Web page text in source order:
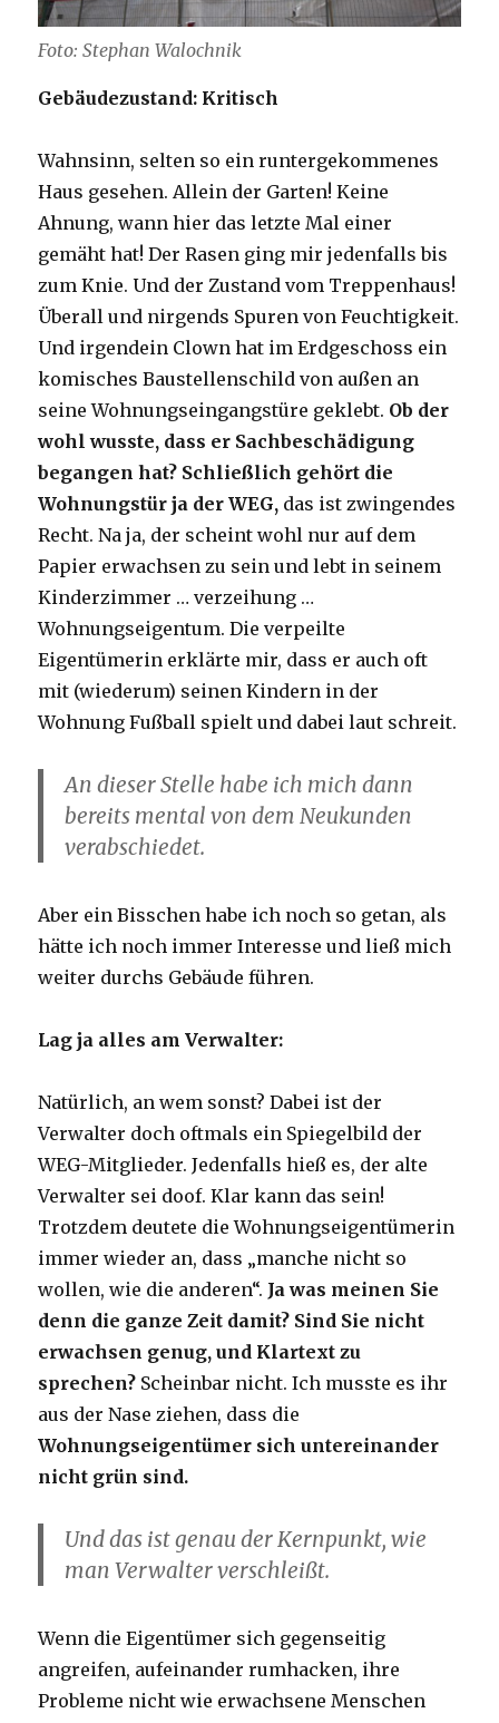
Foto: Stephan Walochnik
Gebäudezustand: Kritisch
Wahnsinn, selten so ein runtergekommenes
Haus gesehen. Allein der Garten! Keine
Ahnung, wann hier das letzte Mal einer
gemäht hat! Der Rasen ging mir jedenfalls bis
zum Knie. Und der Zustand vom Treppenhaus!
Überall und nirgends Spuren von Feuchtigkeit.
Und irgendein Clown hat im Erdgeschoss ein
komisches Baustellenschild von außen an
seine Wohnungseingangstüre geklebt. Ob der
wohl wusste, dass er Sachbeschädigung
begangen hat? Schließlich gehört die
Wohnungstür ja der WEG, das ist zwingendes
Recht. Na ja, der scheint wohl nur auf dem
Papier erwachsen zu sein und lebt in seinem
Kinderzimmer … verzeihung …
Wohnungseigentum. Die verpeilte
Eigentümerin erklärte mir, dass er auch oft
mit (wiederum) seinen Kindern in der
Wohnung Fußball spielt und dabei laut schreit.
An dieser Stelle habe ich mich dann
bereits mental von dem Neukunden
verabschiedet.
Aber ein Bisschen habe ich noch so getan, als
hätte ich noch immer Interesse und ließ mich
weiter durchs Gebäude führen.
Lag ja alles am Verwalter:
Natürlich, an wem sonst? Dabei ist der
Verwalter doch oftmals ein Spiegelbild der
WEG-Mitglieder. Jedenfalls hieß es, der alte
Verwalter sei doof. Klar kann das sein!
Trotzdem deutete die Wohnungseigentümerin
immer wieder an, dass „manche nicht so
wollen, wie die anderen“. Ja was meinen Sie
denn die ganze Zeit damit? Sind Sie nicht
erwachsen genug, und Klartext zu
sprechen? Scheinbar nicht. Ich musste es ihr
aus der Nase ziehen, dass die
Wohnungseigentümer sich untereinander
nicht grün sind.
Und das ist genau der Kernpunkt, wie
man Verwalter verschleißt.
Wenn die Eigentümer sich gegenseitig
angreifen, aufeinander rumhacken, ihre
Probleme nicht wie erwachsene Menschen